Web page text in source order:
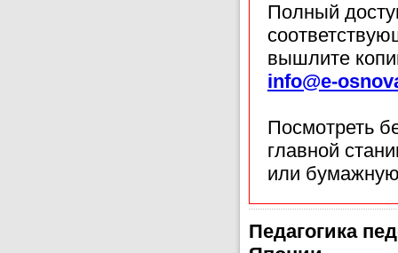
Полный
вышлите
info@e-
Посмотреть
главной
или
Педагогика